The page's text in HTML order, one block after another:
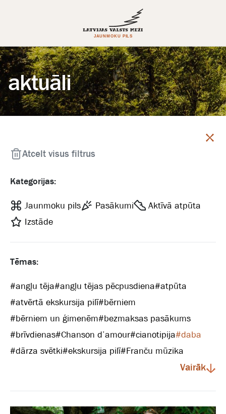
aktuāli
Kategorijas:
Jaunmoku pils Pasākumi
Aktīvā atpūta
Izstāde
Tēmas:
#angļu tēja#angļu tējas pēcpusdiena#atpūta
#atvērtā ekskursija pilī#bērniem
#bērniem un ģimenēm#bezmaksas pasākums
#brīvdienas#Chanson d’amour#cianotipija#daba
#dārza svētki#ekskursija pilī#Franču mūzika
Vairāk
Atcelt visus filtrus